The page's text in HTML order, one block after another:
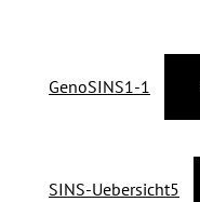
GenoSINS1-1
SINS-Uebersicht5